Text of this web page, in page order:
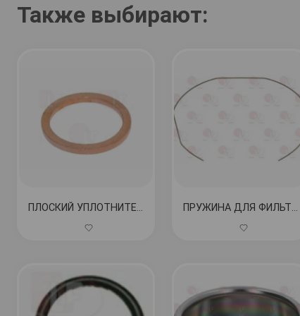
Также выбирают:
ПЛОСКИЙ УПЛОТНИТЕЛЬ ø 18x14x1,5 мм МЕДЬ КОД: 1186619 ПРУЖИНА ДЛЯ ФИЛЬТРА ø 1,00мм,НЕРЖ.СТАЛЬ КОД: 1250101